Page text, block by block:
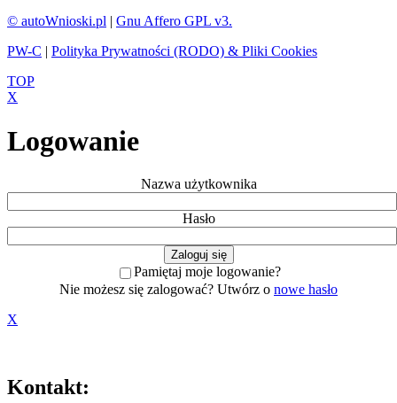
© autoWnioski.pl | Gnu Affero GPL v3.
PW-C | Polityka Prywatności (RODO) & Pliki Cookies
TOP
X
Logowanie
Nazwa użytkownika
Hasło
Pamiętaj moje logowanie?
Nie możesz się zalogować? Utwórz o nowe hasło
X
Kontakt: